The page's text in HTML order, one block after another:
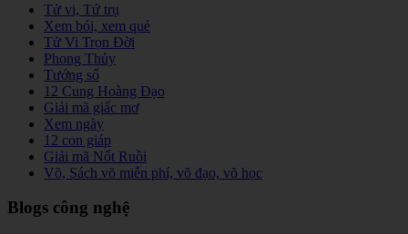
Tử vi, Tứ trụ
Xem bói, xem quẻ
Tử Vi Trọn Đời
Phong Thủy
Tướng số
12 Cung Hoàng Đạo
Giải mã giấc mơ
Xem ngày
12 con giáp
Giải mã Nốt Ruồi
Võ, Sách võ miễn phí, võ đạo, võ học
Blogs công nghệ